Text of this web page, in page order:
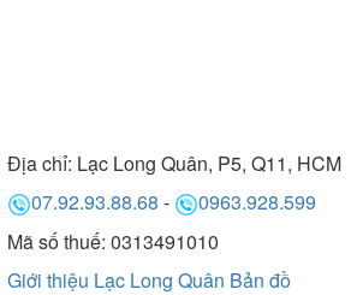
Địa chỉ: Lạc Long Quân, P5, Q11, HCM
07.92.93.88.68 -
0963.928.599
Mã số thuế: 0313491010
Giới thiệu Lạc Long Quân Bản đồ